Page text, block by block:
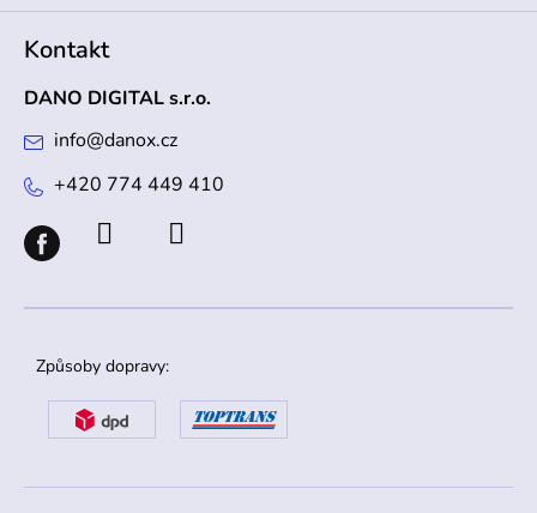
Kontakt
DANO DIGITAL s.r.o.
info@danox.cz
+420 774 449 410
Způsoby dopravy: